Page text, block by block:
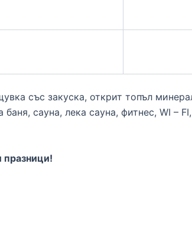
със закуска, открит топъл
сауна, лека сауна, фитнес, WI –